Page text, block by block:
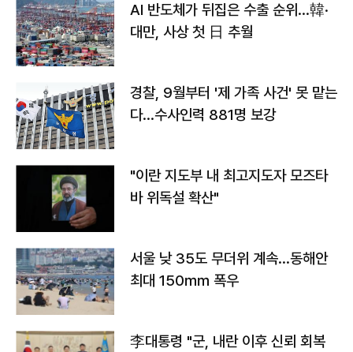
AI 반도체가 뒤집은 수출 순위…韓·
대만, 사상 첫 日 추월
경찰, 9월부터 '제 가족 사건' 못 맡는
다…수사인력 881명 보강
"이란 지도부 내 최고지도자 모즈타
바 위독설 확산"
서울 낮 35도 무더위 계속…동해안
최대 150㎜ 폭우
李대통령 "군, 내란 이후 신뢰 회복